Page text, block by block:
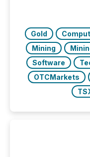
trust. Last year,
the most common
Gold
Mining
Software
OTCMarkets